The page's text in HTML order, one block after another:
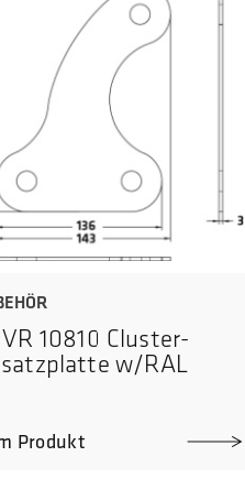
10810 Cluster-
w/RAL
Produkt